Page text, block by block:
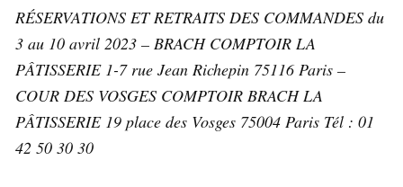
RÉSERVATIONS ET RETRAITS DES COMMANDES du
3 au 10 avril 2023 – BRACH COMPTOIR LA
PÂTISSERIE 1-7 rue Jean Richepin 75116 Paris –
COUR DES VOSGES COMPTOIR BRACH LA
PÂTISSERIE 19 place des Vosges 75004 Paris Tél : 01
42 50 30 30